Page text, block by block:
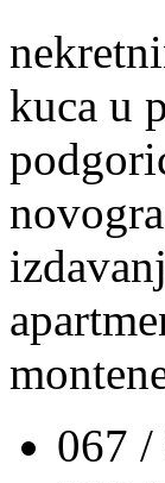
kuca u
067 /